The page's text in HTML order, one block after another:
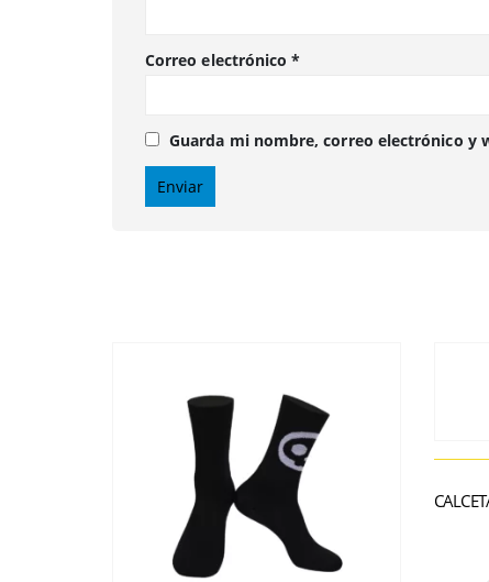
Correo electrónico*
Guarda mi nombre, correo electrónico y